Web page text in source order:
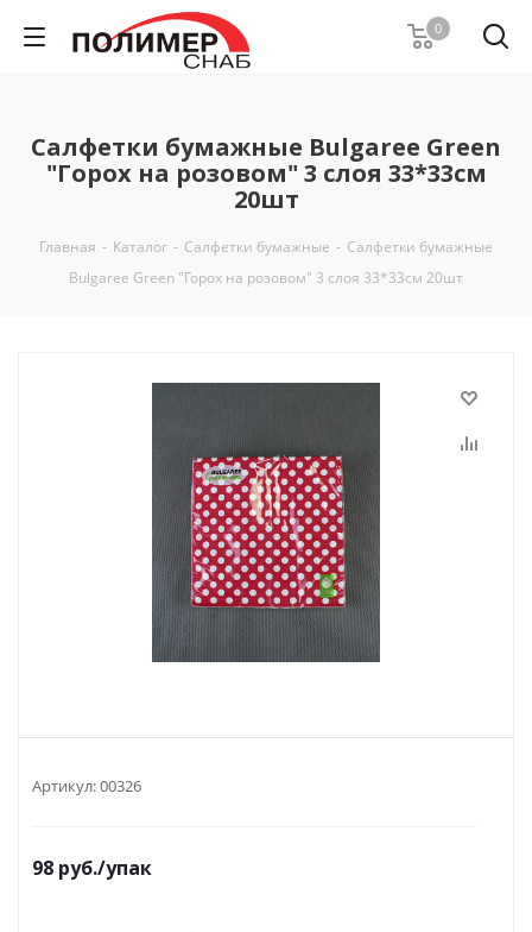
0
Салфетки бумажные Bulgaree Green
"Горох на розовом" 3 слоя 33*33см
20шт
Главная - Каталог - Салфетки бумажные - Салфетки бумажные
Bulgaree Green "Горох на розовом" 3 слоя 33*33см 20шт
Артикул:00326
98 руб./упак